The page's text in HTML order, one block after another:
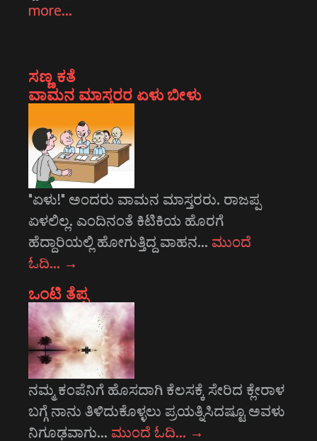
more…
ಸಣ್ಣ ಕತೆ
ವಾಮನ ಮಾಸ್ತರರ ಏಳು ಬೀಳು
"ಏಳು!" ಅಂದರು ವಾಮನ ಮಾಸ್ತರರು. ರಾಜಪ್ಪ
ಏಳಲಿಲ್ಲ. ಎಂದಿನಂತೆ ಕಿಟಿಕಿಯ ಹೊರಗೆ
ಹೆದ್ದಾರಿಯಲ್ಲಿ ಹೋಗುತ್ತಿದ್ದ ವಾಹನ… ಮುಂದೆ
ಓದಿ… →
ಒಂಟಿ ತೆಪ್ಪ
ನಮ್ಮ ಕಂಪೆನಿಗೆ ಹೊಸದಾಗಿ ಕೆಲಸಕ್ಕೆ ಸೇರಿದ ಕ್ಲೇರಾಳ
ಬಗ್ಗೆ ನಾನು ತಿಳಿದುಕೊಳ್ಳಲು ಪ್ರಯತ್ನಿಸಿದಷ್ಟೂ ಅವಳು
ನಿಗೂಢವಾಗು… ಮುಂದೆ ಓದಿ… →